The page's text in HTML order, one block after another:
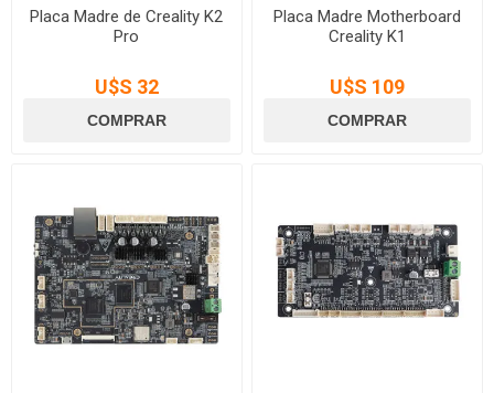
Placa Madre de Creality K2
Pro
U$S 32
Placa Madre Motherboard
Creality K1
U$S 109